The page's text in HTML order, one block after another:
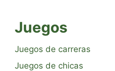
Juegos
Juegos de carreras
Juegos de chicas